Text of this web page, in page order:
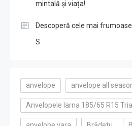
mintală și viața!
Descoperă cele mai
S
anvelope anvelope all
Anvelopele Iarna 185/65 R15